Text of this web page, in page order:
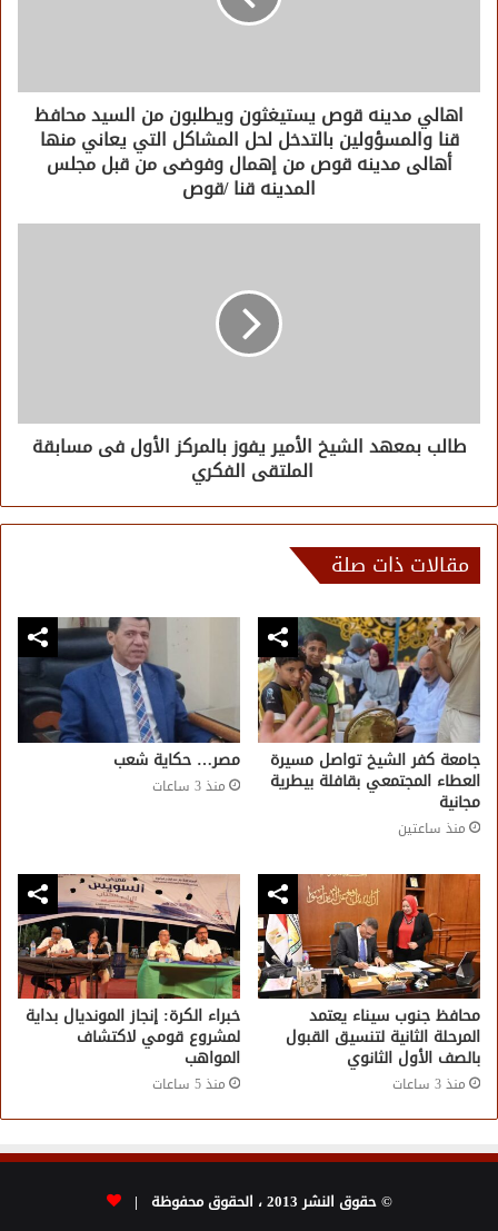
اهالي مدينه قوص يستيغثون ويطلبون من السيد محافظ
قنا والمسؤولين بالتدخل لحل المشاكل التي يعاني منها
أهالى مدينه قوص من إهمال وفوضى من قبل مجلس
المدينه قنا /قوص
طالب بمعهد الشيخ الأمير يفوز بالمركز الأول فى مسابقة
الملتقى الفكري
مقالات ذات صلة
جامعة كفر الشيخ تواصل مسيرة
العطاء المجتمعي بقافلة بيطرية
مجانية
منذ ساعتين
مصر… حكاية شعب
منذ 3 ساعات
محافظ جنوب سيناء يعتمد
المرحلة الثانية لتنسيق القبول
بالصف الأول الثانوي
منذ 3 ساعات
خبراء الكرة: إنجاز المونديال بداية
لمشروع قومي لاكتشاف
المواهب
منذ 5 ساعات
© حقوق النشر 2013 ، الحقوق محفوظة |